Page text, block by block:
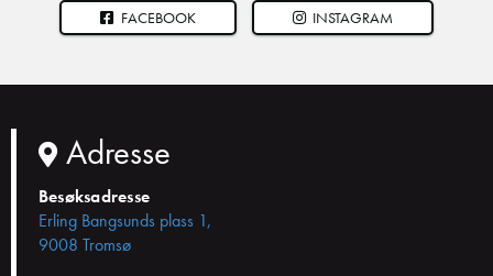
FACEBOOK INSTAGRAM
Adresse
Besøksadresse
Erling Bangsunds plass 1,
9008 Tromsø